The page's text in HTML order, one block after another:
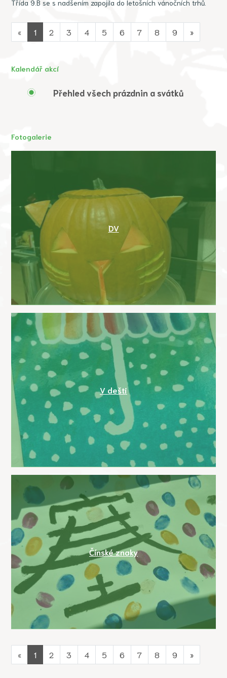
Třída 9.B se s nadšením zapojila do letošních vánočních trhů.
« 1 2 3 4 5 6 7 8 9 »
Kalendář akcí
Přehled všech prázdnin a svátků
Fotogalerie
DV
V dešti
Čínské znaky
« 1 2 3 4 5 6 7 8 9 »